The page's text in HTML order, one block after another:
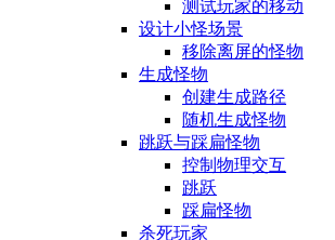
测试玩家的移动
设计小怪场景
移除离屏的怪物
生成怪物
创建生成路径
随机生成怪物
跳跃与踩扁怪物
控制物理交互
跳跃
踩扁怪物
杀死玩家